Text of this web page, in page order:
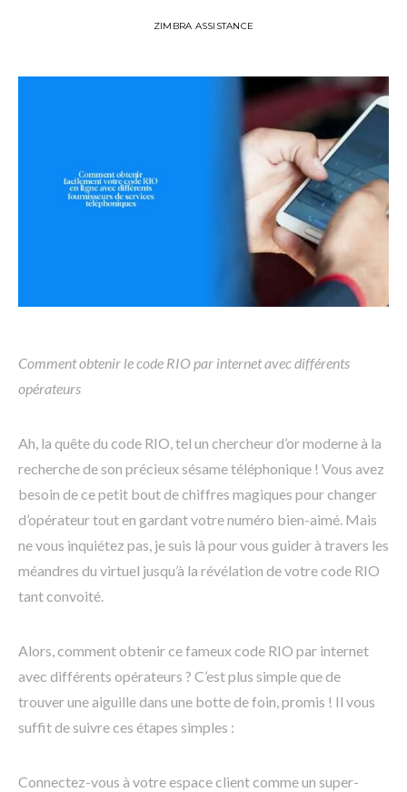
ZIMBRA ASSISTANCE
Comment obtenir le code RIO par internet avec différents
opérateurs
Ah, la quête du code RIO, tel un chercheur d’or moderne à la
recherche de son précieux sésame téléphonique ! Vous avez
besoin de ce petit bout de chiffres magiques pour changer
d’opérateur tout en gardant votre numéro bien-aimé. Mais
ne vous inquiétez pas, je suis là pour vous guider à travers les
méandres du virtuel jusqu’à la révélation de votre code RIO
tant convoité.
Alors, comment obtenir ce fameux code RIO par internet
avec différents opérateurs ? C’est plus simple que de
trouver une aiguille dans une botte de foin, promis ! Il vous
suffit de suivre ces étapes simples :
Connectez-vous à votre espace client comme un super-